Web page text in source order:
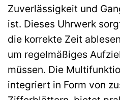
Zuverlässigkeit und
ist. Dieses Uhrwerk
die korrekte Zeit
um regelmäßiges
müssen. Die
integriert in Form von